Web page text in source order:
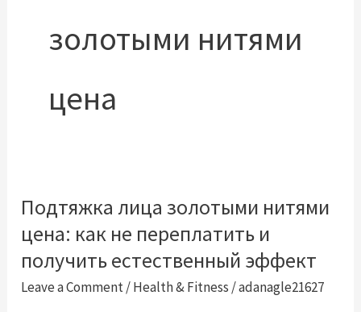
золотыми нитями
цена
Подтяжка лица золотыми нитями
цена: как не переплатить и
получить естественный эффект
Leave a Comment/Health & Fitness /adanagle21627
Подтяжка
лица
золотыми
нитями